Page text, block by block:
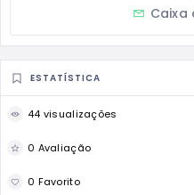
Caixa
ESTATÍSTICA
44 visualizações
0 Avaliação
0 Favorito